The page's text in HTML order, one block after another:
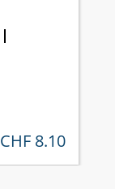
preis:
CHF 8.10